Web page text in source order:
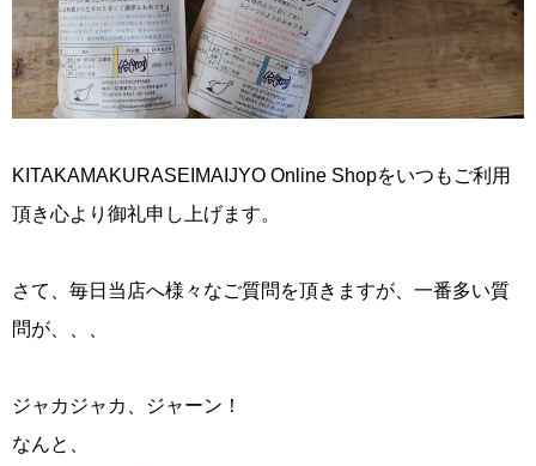
KITAKAMAKURASEIMAIJYO Online Shopをいつもご利用
頂き心より御礼申し上げます。
さて、毎日当店へ様々なご質問を頂きますが、一番多い質
問が、、、
ジャカジャカ、ジャーン！
なんと、